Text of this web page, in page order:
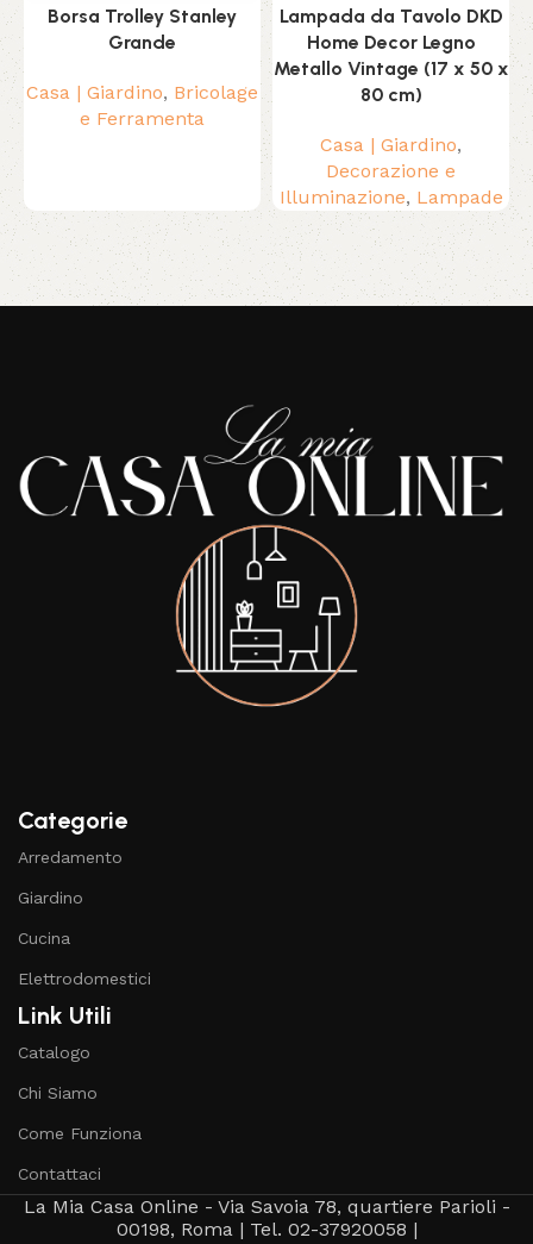
Borsa Trolley Stanley
Grande
Casa | Giardino, Bricolage
e Ferramenta
Lampada da Tavolo DKD
Home Decor Legno
Metallo Vintage (17 x 50 x
80 cm)
Casa | Giardino,
Decorazione e
Illuminazione, Lampade
Read More
Categorie
Arredamento
Giardino
Cucina
Elettrodomestici
Link Utili
Catalogo
Chi Siamo
Come Funziona
Contattaci
La Mia Casa Online - Via Savoia 78, quartiere Parioli -
00198, Roma | Tel. 02-37920058 |